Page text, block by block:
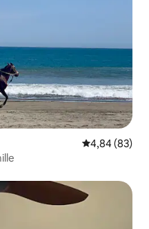
Évaluation
4,84 (83)
appréciés